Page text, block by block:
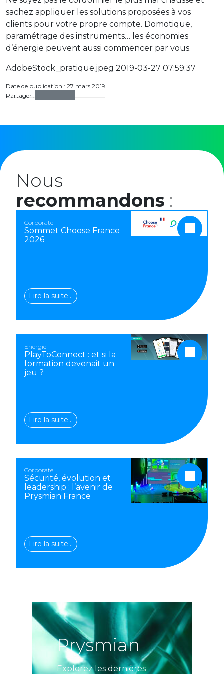
sachez appliquer les solutions proposées à vos
clients pour votre propre compte. Domotique,
paramétrage des instruments… les économies
d’énergie peuvent aussi commencer par vous.
AdobeStock_pratique.jpeg 2019-03-27 07:59:37
Date de publication : 27 mars 2019
Partager :
Nous
recommandons :
Corporate
Sommet Choose France
2026
Lire la suite…
Energie
PlayToConnect : et si la
formation devenait un
jeu ?
Lire la suite…
Corporate
Sécurité, évolution et
leadership : l’avenir de
Prysmian France
Lire la suite…
Prysmian
Explorez les dernières